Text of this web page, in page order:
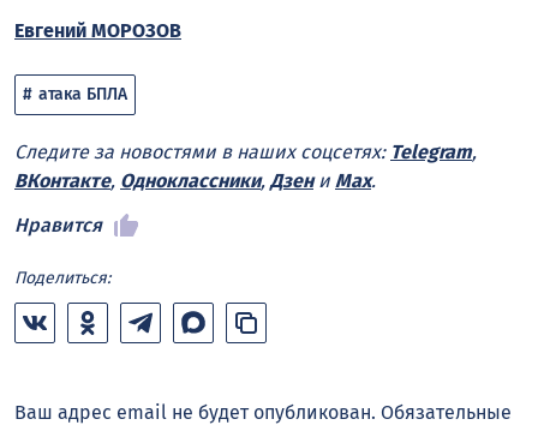
Евгений МОРОЗОВ
атака БПЛА
Следите за новостями в наших соцсетях: Telegram,
ВКонтакте, Одноклассники, Дзени Max.
Нравится
Поделиться:
Ваш адрес email не будет опубликован. Обязательные